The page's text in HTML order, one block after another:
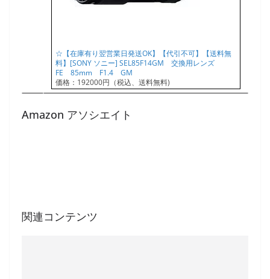
☆【在庫有り翌営業日発送OK】【代引不可】【送料無
料】[SONY ソニー] SEL85F14GM 交換用レンズ
FE 85mm F1.4 GM
価格：192000円（税込、送料無料)
Amazon アソシエイト
関連コンテンツ